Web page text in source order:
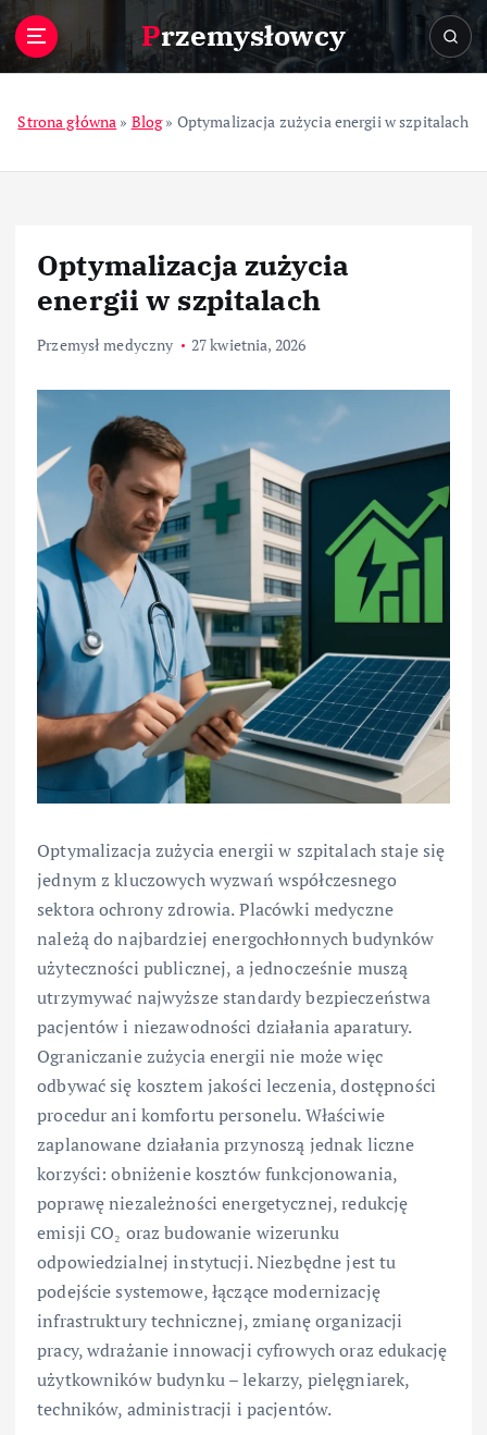
Przemysłowcy
Strona główna » Blog» Optymalizacja zużycia energii w szpitalach
Optymalizacja zużycia
energii w szpitalach
Przemysł medyczny 27 kwietnia, 2026
Optymalizacja zużycia energii w szpitalach staje się
jednym z kluczowych wyzwań współczesnego
sektora ochrony zdrowia. Placówki medyczne
należą do najbardziej energochłonnych budynków
użyteczności publicznej, a jednocześnie muszą
utrzymywać najwyższe standardy bezpieczeństwa
pacjentów i niezawodności działania aparatury.
Ograniczanie zużycia energii nie może więc
odbywać się kosztem jakości leczenia, dostępności
procedur ani komfortu personelu. Właściwie
zaplanowane działania przynoszą jednak liczne
korzyści: obniżenie kosztów funkcjonowania,
poprawę niezależności energetycznej, redukcję
emisji CO₂ oraz budowanie wizerunku
odpowiedzialnej instytucji. Niezbędne jest tu
podejście systemowe, łączące modernizację
infrastruktury technicznej, zmianę organizacji
pracy, wdrażanie innowacji cyfrowych oraz edukację
użytkowników budynku – lekarzy, pielęgniarek,
techników, administracji i pacjentów.